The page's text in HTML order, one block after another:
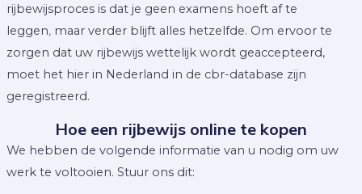
rijbewijsproces is dat je geen examens hoeft af te
leggen,maar verder blijft alles hetzelfde. Om ervoor te
zorgen dat uw rijbewijs wettelijk wordt geaccepteerd,
moet het hier in Nederland in de cbr-database zijn
geregistreerd.
Hoe een rijbewijs online te kopen
We hebben de volgende informatie van u nodig om uw
werk te voltooien. Stuur ons dit: